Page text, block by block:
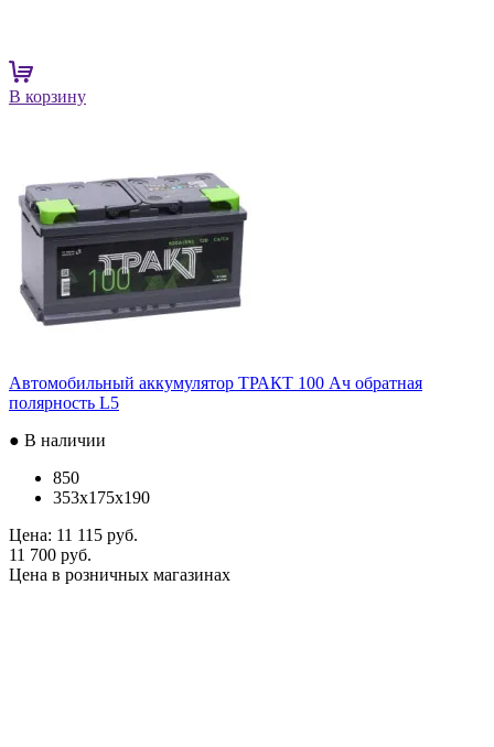
В корзину
Автомобильный аккумулятор ТРАКТ 100 Ач обратная
полярность L5
● В наличии
850
353x175x190
Цена: 11 115 руб.
11 700 руб.
Цена в розничных магазинах